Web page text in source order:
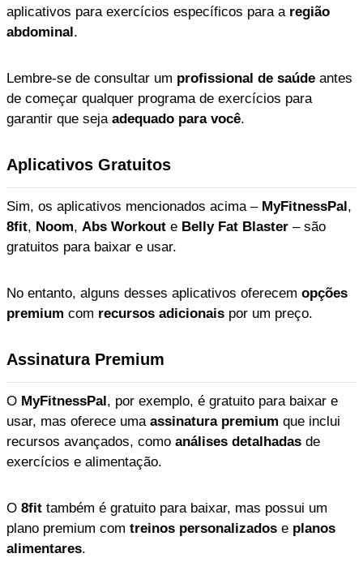
aplicativos para exercícios específicos para a região
abdominal.
Lembre-se de consultar um profissional de saúde antes
de começar qualquer programa de exercícios para
garantir que seja adequado para você.
Aplicativos Gratuitos
Sim, os aplicativos mencionados acima – MyFitnessPal,
8fit, Noom, Abs Workout e Belly Fat Blaster – são
gratuitos para baixar e usar.
No entanto, alguns desses aplicativos oferecem opções
premium com recursos adicionais por um preço.
Assinatura Premium
O MyFitnessPal, por exemplo, é gratuito para baixar e
usar, mas oferece uma assinatura premium que inclui
recursos avançados, como análises detalhadas de
exercícios e alimentação.
O 8fit também é gratuito para baixar, mas possui um
plano premium com treinos personalizados e planos
alimentares.